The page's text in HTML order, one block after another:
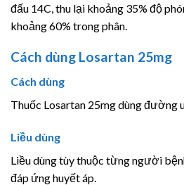
đấu 14C, thu lại khoảng 35% độ
khoảng 60% trong phân.
Cách dùng Losartan 25mg
Cách dùng
Thuốc Losartan 25mg dùng đường
Liều dùng
Liều dùng tùy thuộc từng người
đáp ứng huyết áp.